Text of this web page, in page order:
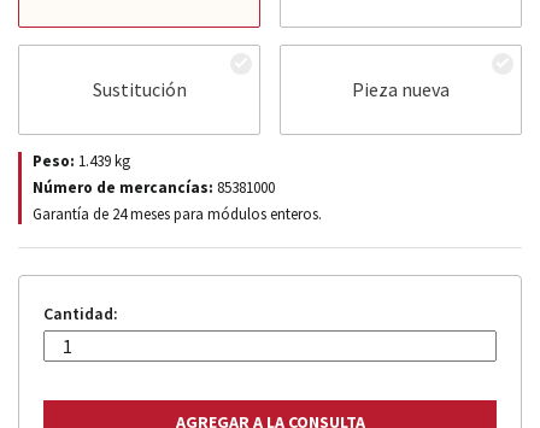
Sustitución Pieza nueva
Peso: 1.439kg
Número de mercancías: 85381000
Garantía de 24 meses para módulos enteros.
Cantidad: